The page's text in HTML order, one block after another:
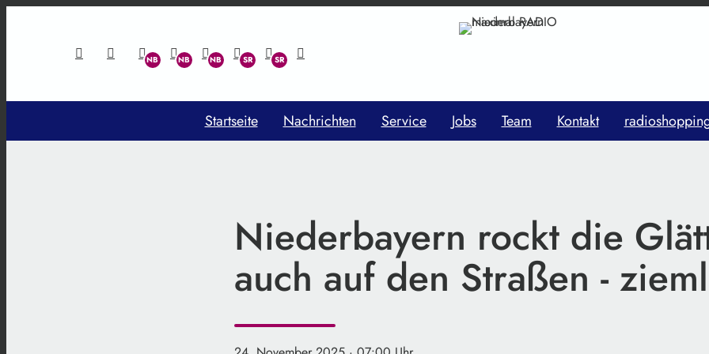
Startseite Nachrichten Service Jobs Team Kontakt
Niederbayern rockt die
auch auf den Straßen -